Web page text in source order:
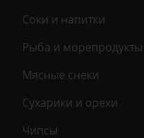
Соки и напитки
Рыба и морепродукты
Мясные снеки
Сухарики и орехи
Чипсы